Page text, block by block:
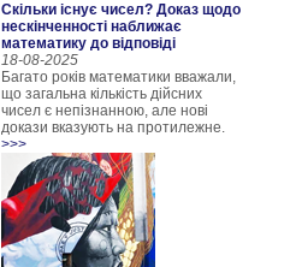
Скільки існує чисел? Доказ щодо
нескінченності наближає
математику до відповіді
18-08-2025
Багато років математики вважали,
що загальна кількість дійсних
чисел є непізнанною, але нові
докази вказують на протилежне.
>>>